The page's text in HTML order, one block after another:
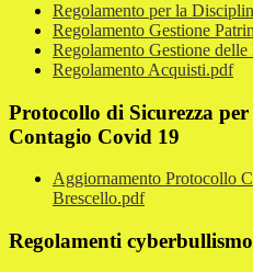
Regolamento per la
Regolamento Gestione
Regolamento Gestione
Regolamento Acquisti.pdf
Protocollo di Sicurezza
Contagio Covid 19
Aggiornamento Protocollo
Brescello.pdf
Regolamenti cyberbullismo